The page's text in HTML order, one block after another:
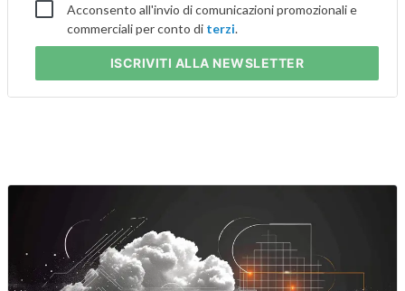
Acconsento all'invio di comunicazioni promozionali e
commerciali per conto di terzi.
ISCRIVITI ALLA NEWSLETTER